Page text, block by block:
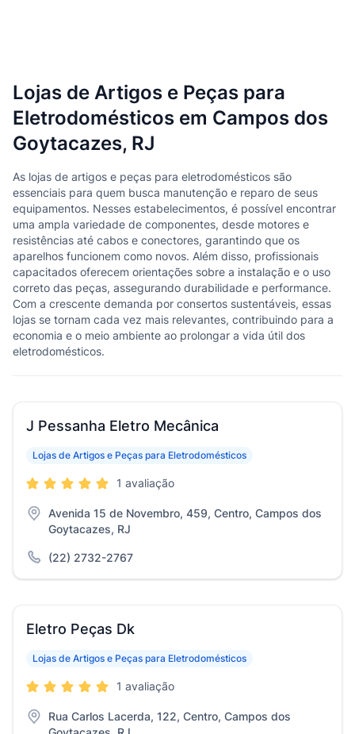
Lojas de Artigos e Peças para
Eletrodomésticos em Campos dos
Goytacazes, RJ
As lojas de artigos e peças para eletrodomésticos são
essenciais para quem busca manutenção e reparo de seus
equipamentos. Nesses estabelecimentos, é possível encontrar
uma ampla variedade de componentes, desde motores e
resistências até cabos e conectores, garantindo que os
aparelhos funcionem como novos. Além disso, profissionais
capacitados oferecem orientações sobre a instalação e o uso
correto das peças, assegurando durabilidade e performance.
Com a crescente demanda por consertos sustentáveis, essas
lojas se tornam cada vez mais relevantes, contribuindo para a
economia e o meio ambiente ao prolongar a vida útil dos
eletrodomésticos.
J Pessanha Eletro Mecânica
Lojas de Artigos e Peças para Eletrodomésticos
1 avaliação
Avenida 15 de Novembro, 459, Centro, Campos dos
Goytacazes, RJ
(22) 2732-2767
Eletro Peças Dk
Lojas de Artigos e Peças para Eletrodomésticos
1 avaliação
Rua Carlos Lacerda, 122, Centro, Campos dos